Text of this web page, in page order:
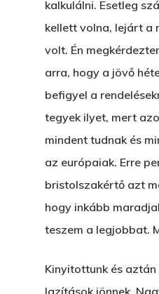
kalkulálni. Esetleg
kellett volna, lejárt a
volt. Én
arra, hogy a jövő
befigyel a
tegyek ilyet, mert
mindent tudnak és
az európaiak. Erre
bristolszakértő azt
hogy inkább
teszem a legjobbat.
Kinyitottunk és
lazítások jönnek.